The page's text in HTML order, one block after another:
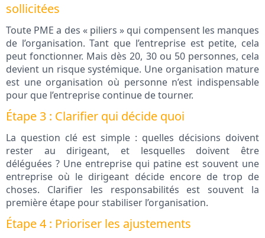
sollicitées
Toute PME a des « piliers » qui compensent les manques
de l’organisation. Tant que l’entreprise est petite, cela
peut fonctionner. Mais dès 20, 30 ou 50 personnes, cela
devient un risque systémique. Une organisation mature
est une organisation où personne n’est indispensable
pour que l’entreprise continue de tourner.
Étape 3 : Clarifier qui décide quoi
La question clé est simple : quelles décisions doivent
rester au dirigeant, et lesquelles doivent être
déléguées ? Une entreprise qui patine est souvent une
entreprise où le dirigeant décide encore de trop de
choses. Clarifier les responsabilités est souvent la
première étape pour stabiliser l’organisation.
Étape 4 : Prioriser les ajustements